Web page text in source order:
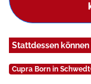
Stattdessen können
Cupra Born in